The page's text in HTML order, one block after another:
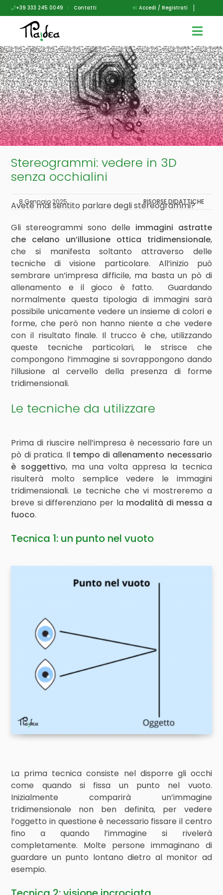
+39 333 245 0049 | Contatti Accedi / Registrati
Stereogrammi: vedere in 3D
senza occhialini
8 Gennaio 2025 RISORSE DIDATTICHE
Avete mai sentito parlare degli stereogrammi?
Gli stereogrammi sono delle immagini astratte
che celano un’illusione ottica tridimensionale,
che si manifesta soltanto attraverso delle
tecniche di visione particolare. All’inizio può
sembrare un’impresa difficile, ma basta un pò di
allenamento e il gioco è fatto. Guardando
normalmente questa tipologia di immagini sarà
possibile unicamente vedere un insieme di colori e
forme, che però non hanno niente a che vedere
con il risultato finale. Il trucco è che, utilizzando
queste tecniche particolari, le strisce che
compongono l’immagine si sovrappongono dando
l’illusione al cervello della presenza di forme
tridimensionali.
Le tecniche da utilizzare
Prima di riuscire nell’impresa è necessario fare un
pò di pratica. Il tempo di allenamento necessario
è soggettivo, ma una volta appresa la tecnica
risulterà molto semplice vedere le immagini
tridimensionali. Le tecniche che vi mostreremo a
breve si differenziano per la modalità di messa a
fuoco.
Tecnica 1: un punto nel vuoto
La prima tecnica consiste nel disporre gli occhi
come quando si fissa un punto nel vuoto.
Inizialmente comparirà un’immagine
tridimensionale non ben definita, per vedere
l’oggetto in questione è necessario fissare il centro
fino a quando l’immagine si rivelerà
completamente. Molte persone immaginano di
guardare un punto lontano dietro al monitor ad
esempio.